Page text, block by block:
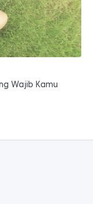
Wajib Kamu